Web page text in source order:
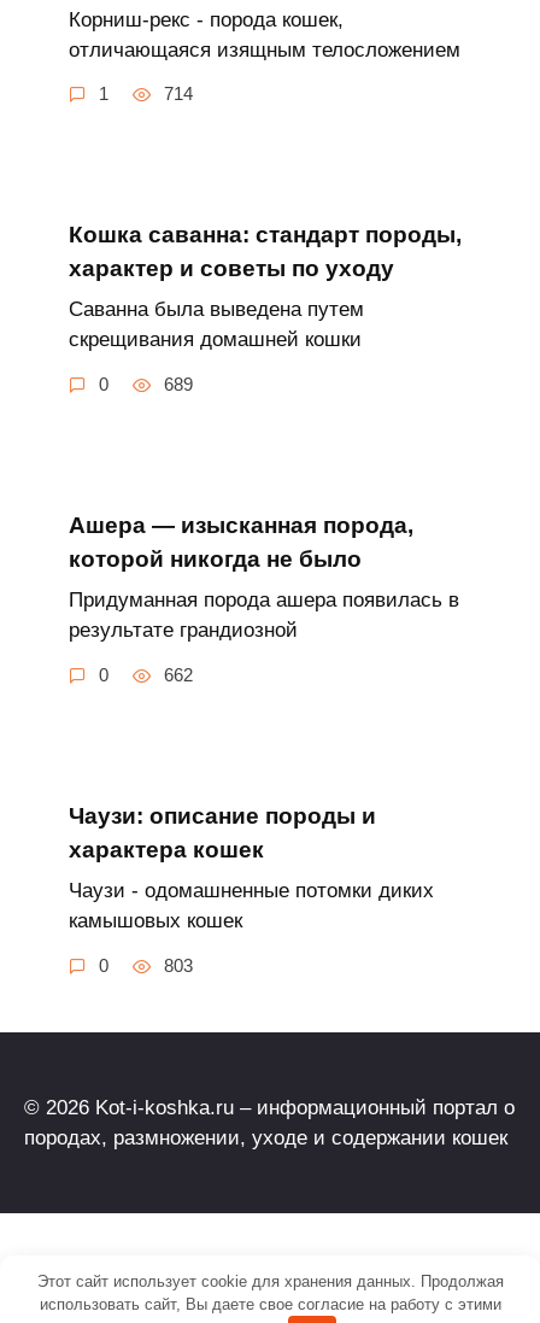
Корниш-рекс - порода кошек,
отличающаяся изящным телосложением
1 714
Кошка саванна: стандарт породы,
характер и советы по уходу
Саванна была выведена путем
скрещивания домашней кошки
0 689
Ашера — изысканная порода,
которой никогда не было
Придуманная порода ашера появилась в
результате грандиозной
0 662
Чаузи: описание породы и
характера кошек
Чаузи - одомашненные потомки диких
камышовых кошек
0 803
© 2026 Kot-i-koshka.ru – информационный портал о
породах, размножении, уходе и содержании кошек
Этот сайт использует cookie для хранения данных. Продолжая
использовать сайт, Вы даете свое согласие на работу с этими